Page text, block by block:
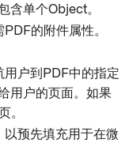
含单个Object。
的附件属性。
用户到PDF中的指定
用户的页面。如果
。
预先填充用于在微